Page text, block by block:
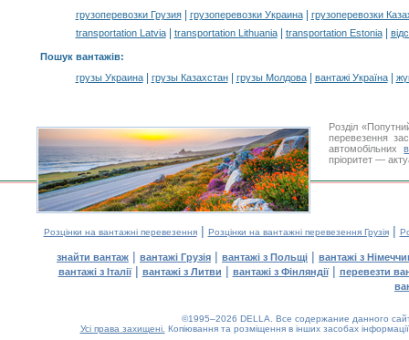
грузоперевозки Грузия| грузоперевозки Украина|
грузоперевозки
transportation Latvia| transportation Lithuania| transportation Estonia|
Пошук вантажів:
грузы Украина| грузы Казахстан| грузы Молдова| вантажі Україна|
Розділ
перевезення
автомобільних
пріоритет —
Розцінки на вантажні перевезення| Розцінки на вантажні перевезення Грузія|
знайти вантаж | вантажі Грузія | вантажі з Польщі | вантажі з
вантажі з Італії| вантажі з Литви | вантажі з Фінляндії| перевезти
©1995–2026 DELLA. Все содержание данного
Усі права захищені. Копіювання та розміщення в інших засобах